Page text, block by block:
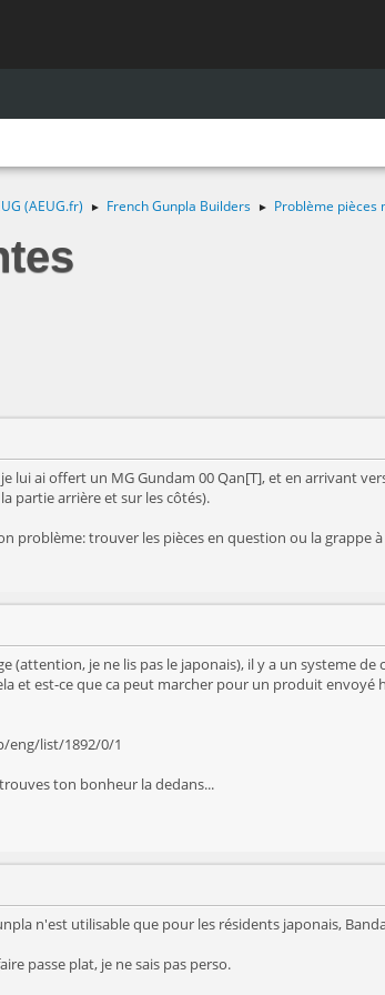
(AEUG.fr) ► French Gunpla Builders ► Problème pièces
lui ai offert un MG Gundam 00 Qan[T], et en arrivant
partie arrière et sur les côtés).
problème: trouver les pièces en question ou la grappe
(attention, je ne lis pas le japonais), il y a un systeme
et est-ce que ca peut marcher pour un produit envoyé
eng/list/1892/0/1
ton bonheur la dedans...
n'est utilisable que pour les résidents japonais,
passe plat, je ne sais pas perso.